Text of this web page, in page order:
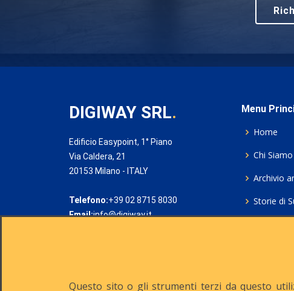
DIGIWAY SRL.
Edificio Easypoint, 1° Piano
Via Caldera, 21
20153 Milano - ITALY
Telefono:+39 02 8715 8030
Email:info@digiway.it
Menu
Home
Chi Siamo
Archivio
Storie di
Questo sito o gli strumenti terzi da questo